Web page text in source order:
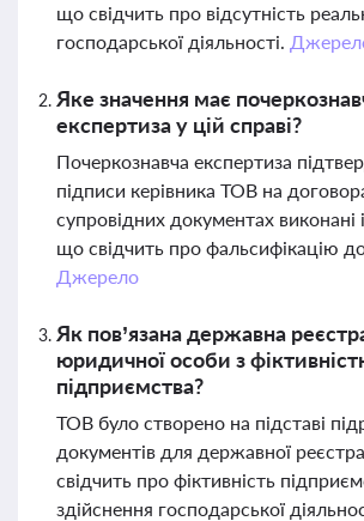
що свідчить про відсутність
господарської діяльності.
Яке значення має
експертиза у цій справі?
Почеркознавча експертиза
підписи керівника ТОВ на
супровідних документах
що свідчить про фальсифікацію
Джерело
Як пов’язана державна
юридичної особи з
підприємства?
ТОВ було створено на підставі
документів для державної
свідчить про фіктивність
здійснення господарської